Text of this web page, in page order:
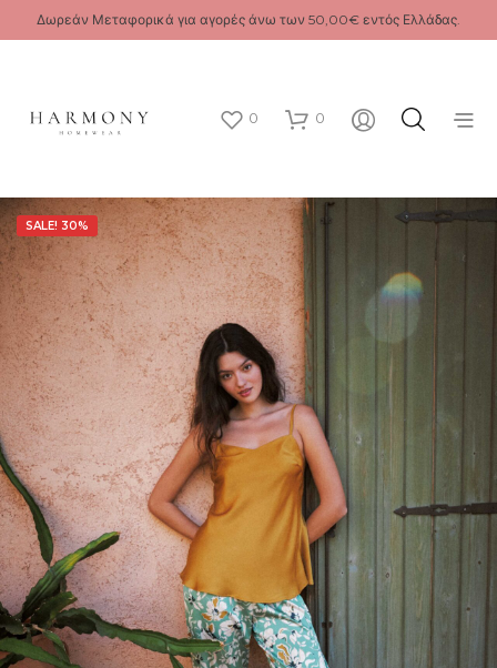
Δωρεάν Μεταφορικά για αγορές άνω των 50,00€ εντός Ελλάδας.
0 0
SALE! 30%